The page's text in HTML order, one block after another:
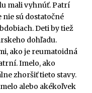
mali vyhnúť. Patrí
nie sú dostatočné
Deti by tiež
dohľadu.
ako je reumatoidná
Imelo, ako
zhoršiť tieto stavy.
alebo akékoľvek